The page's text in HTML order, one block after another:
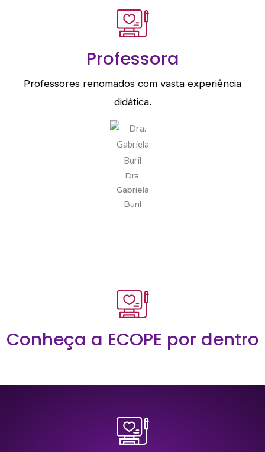
Professora
Professores renomados com vasta experiência
didática.
Dra.
Gabriela
Buril
Conheça a ECOPE por dentro